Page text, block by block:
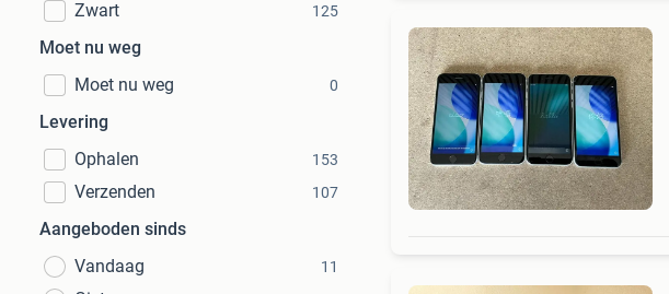
Zwart 125
Moet nu weg
Moet nu weg
0
Levering
Ophalen
153
Verzenden 107
Aangeboden sinds
Vandaag
11